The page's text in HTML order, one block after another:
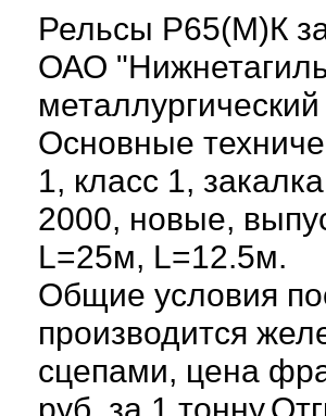
Рельсы Р65(М)К
ОАО
Основные
1, класс 1,
2000, новые,
L=25м, L=12.5м.
Общие условия
производится
сцепами, цена